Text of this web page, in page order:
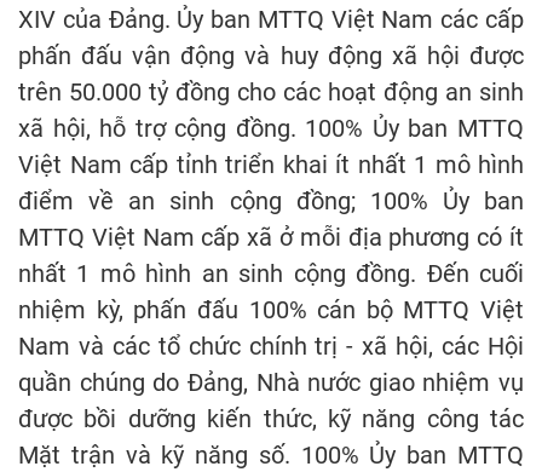
XIV của Đảng. Ủy ban MTTQ Việt Nam các cấp
phấn đấu vận động và huy động xã hội được
trên 50.000 tỷ đồng cho các hoạt động an sinh
xã hội, hỗ trợ cộng đồng. 100% Ủy ban MTTQ
Việt Nam cấp tỉnh triển khai ít nhất 1 mô hình
điểm về an sinh cộng đồng; 100% Ủy ban
MTTQ Việt Nam cấp xã ở mỗi địa phương có ít
nhất 1 mô hình an sinh cộng đồng. Đến cuối
nhiệm kỳ, phấn đấu 100% cán bộ MTTQ Việt
Nam và các tổ chức chính trị - xã hội, các Hội
quần chúng do Đảng, Nhà nước giao nhiệm vụ
được bồi dưỡng kiến thức, kỹ năng công tác
Mặt trận và kỹ năng số. 100% Ủy ban MTTQ